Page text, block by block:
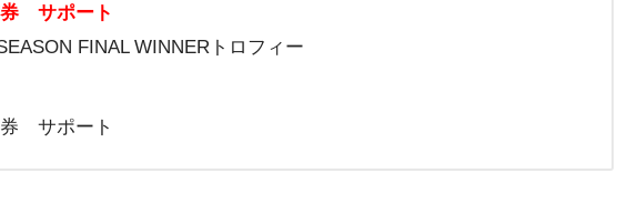
サポート
FINAL WINNERトロフィー
サポート